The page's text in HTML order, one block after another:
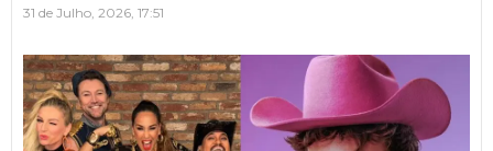
31 de Julho, 2026, 17:51